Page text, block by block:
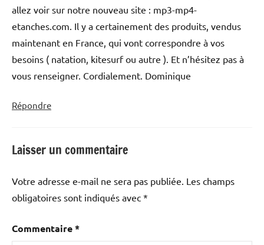
allez voir sur notre nouveau site : mp3-mp4-
etanches.com. Il y a certainement des produits, vendus
maintenant en France, qui vont correspondre à vos
besoins ( natation, kitesurf ou autre ). Et n’hésitez pas à
vous renseigner. Cordialement. Dominique
Répondre
Laisser un commentaire
Votre adresse e-mail ne sera pas publiée. Les champs
obligatoires sont indiqués avec *
Commentaire*